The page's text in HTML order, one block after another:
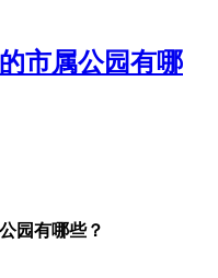
市属公园有哪
园有哪些？